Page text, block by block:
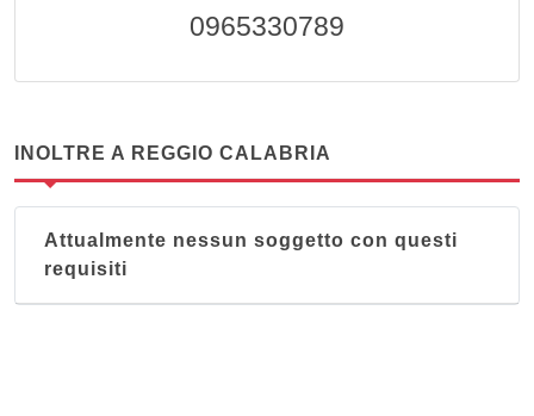
0965330789
INOLTRE A REGGIO CALABRIA
Attualmente nessun soggetto con questi
requisiti